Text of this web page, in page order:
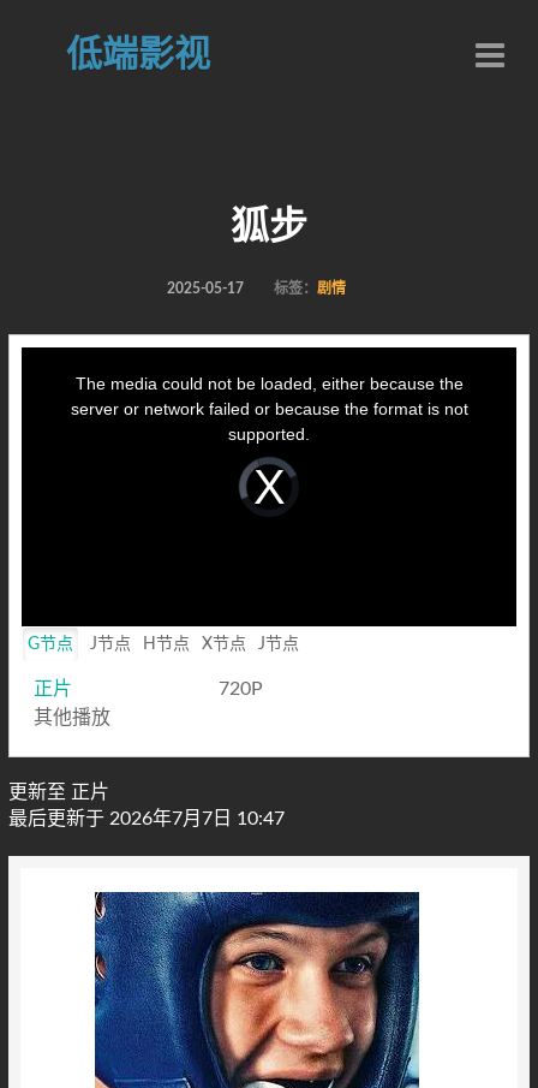
低端影视
狐步
2025-05-17 标签： 剧情
Video
Player
is
loading.
The media could not be loaded, either because the
server or network failed or because the format is not
supported.
G节点 J节点 H节点 X节点 J节点
正片
720P
其他播放
更新至 正片
最后更新于 2026年7月7日 10:47